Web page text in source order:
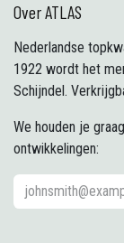
Over ATLAS
Nederlandse
1922 wordt het
Schijndel.
We houden je
ontwikkelingen: